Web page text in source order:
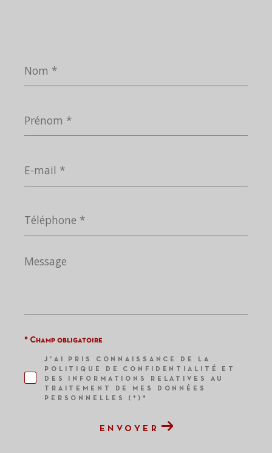
*
*
mail
*
*
Message
*
J'AI PRIS CONNAISSANCE DE LA
POLITIQUE DE CONFIDENTIALITÉ ET
DES INFORMATIONS RELATIVES AU
TRAITEMENT DE MES DONNÉES
PERSONNELLES (*)*
* Champ obligatoire
ENVOYER